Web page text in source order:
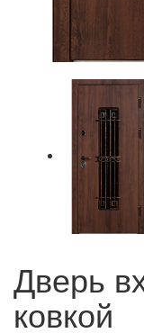
Дверь
ковкой